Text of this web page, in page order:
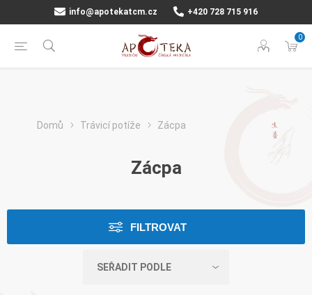
info@apotekatcm.cz +420 728 715 916
0
Domů Trávicí potíže Zácpa
Zácpa
FILTROVAT